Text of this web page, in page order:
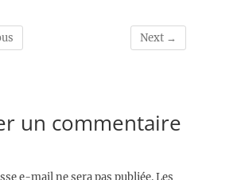
Next →
un commentaire